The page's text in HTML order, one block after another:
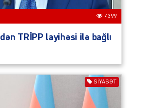
4399
TRİPP layihəsi ilə bağlı
SIYASƏT